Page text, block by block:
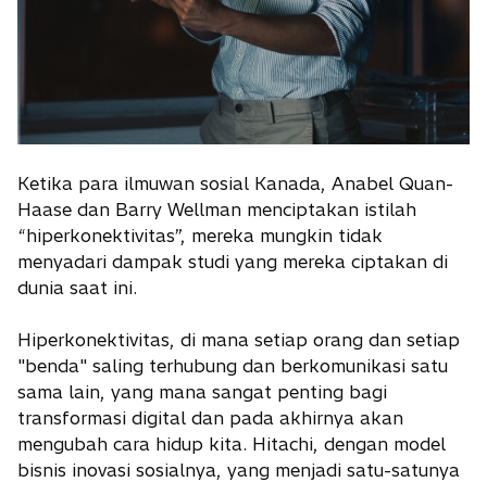
Ketika para ilmuwan sosial Kanada, Anabel Quan-
Haase dan Barry Wellman menciptakan istilah
“hiperkonektivitas”, mereka mungkin tidak
menyadari dampak studi yang mereka ciptakan di
dunia saat ini.
Hiperkonektivitas, di mana setiap orang dan setiap
"benda" saling terhubung dan berkomunikasi satu
sama lain, yang mana sangat penting bagi
transformasi digital dan pada akhirnya akan
mengubah cara hidup kita. Hitachi, dengan model
bisnis inovasi sosialnya, yang menjadi satu-satunya